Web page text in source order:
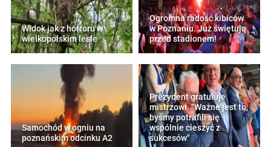
Widok jak z horroru w
wielkopolskim lesie
Ogromna radość kibiców
w Poznaniu. Już świętują
przed stadionem!
Samochód w ogniu na
poznańskim odcinku A2
Prezydent gratuluje
mistrzowi. "Ważne jest to,
byśmy potrafili się
wspólnie cieszyć z
sukcesów"